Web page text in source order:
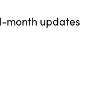
month updates